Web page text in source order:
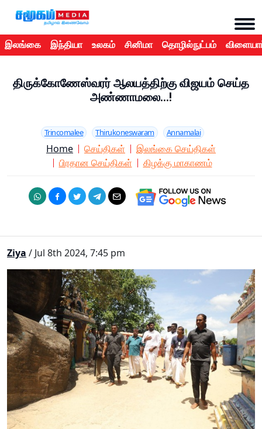
இலங்கை இந்தியா உலகம் சினிமா தொழில்நுட்பம்
திருக்கோணேஸ்வரர் ஆலயத்திற்கு விஜயம் செய்த
அண்ணாமலை...!
Trincomalee Thirukoneswaram Annamalai
Home செய்திகள்
இலங்கை செய்திகள்
பிரதான செய்திகள்
கிழக்கு மாகாணம்
Ziya / Jul 8th 2024, 7:45 pm